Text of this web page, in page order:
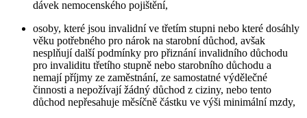
dávek nemocenského pojištění,
osoby, které jsou invalidní ve třetím stupni nebo které dosáhly
věku potřebného pro nárok na starobní důchod, avšak
nesplňují další podmínky pro přiznání invalidního důchodu
pro invaliditu třetího stupně nebo starobního důchodu a
nemají příjmy ze zaměstnání, ze samostatné výdělečné
činnosti a nepožívají žádný důchod z ciziny, nebo tento
důchod nepřesahuje měsíčně částku ve výši minimální mzdy,